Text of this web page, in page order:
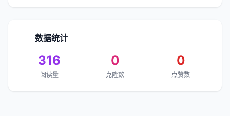
数据统计
316
阅读量
0
克隆数
0
点赞数